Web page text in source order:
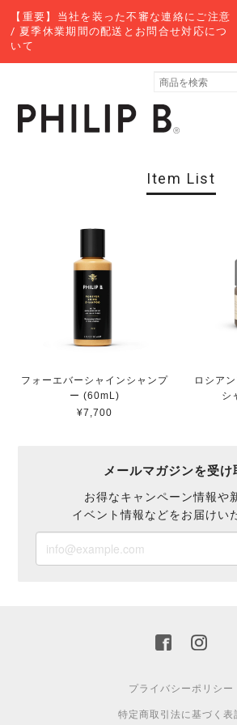
【重要】当社を装った不審な連絡にご注意
/ 夏季休業期間の配送とお問合せ対応につ
いて
Item List
フォーエバーシャインシャンプ
ー (60mL)
¥7,700
ロシア
シ
メールマガジンを受け
お得なキャンペーン情報や
イベント情報などをお届けい
プライバシーポリシー
特定商取引法に基づく表